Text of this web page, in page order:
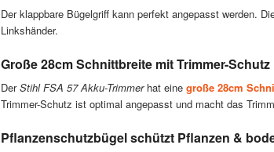
Der klappbare Bügelgriff kann perfekt angepasst werden.
Linkshänder.
Große 28cm Schnittbreite mit Trimmer-Schutz
DerStihl FSA 57 Akku-Trimmerhat eine große 28cm
Trimmer-Schutz ist optimal angepasst und macht das
Pflanzenschutzbügel schützt Pflanzen &